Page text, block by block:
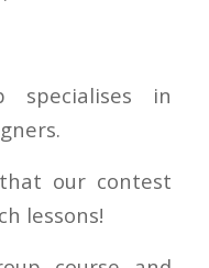
specialises in
our contest
lessons!